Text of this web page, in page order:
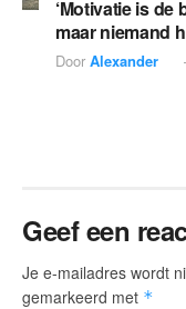
‘Motivatie is
maar niemand
Door Alexander
Geef een
Je e-mailadres wordt
gemarkeerd met *